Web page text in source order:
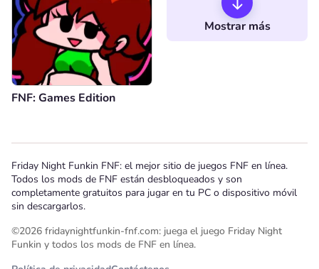
FNF: Games Edition
Mostrar más
Friday Night Funkin FNF: el mejor sitio de juegos FNF en línea.
Todos los mods de FNF están desbloqueados y son
completamente gratuitos para jugar en tu PC o dispositivo móvil
sin descargarlos.
©2026 fridaynightfunkin-fnf.com: juega el juego Friday Night
Funkin y todos los mods de FNF en línea.